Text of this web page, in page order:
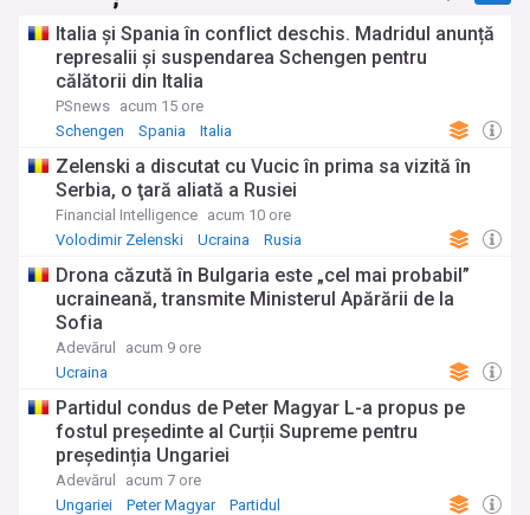
Italia și Spania în conflict deschis. Madridul anunță
represalii și suspendarea Schengen pentru
călătorii din Italia
PSnews acum 15 ore
Schengen
Spania Italia
Zelenski a discutat cu Vucic în prima sa vizită în
Serbia, o ţară aliată a Rusiei
Financial Intelligence acum 10 ore
Volodimir Zelenski
Ucraina Rusia
Drona căzută în Bulgaria este „cel mai probabil”
ucraineană, transmite Ministerul Apărării de la
Sofia
Adevărul
acum 9 ore
Ucraina
Partidul condus de Peter Magyar L-a propus pe
fostul președinte al Curții Supreme pentru
președinția Ungariei
Adevărul
acum 7 ore
Ungariei
Peter Magyar Partidul